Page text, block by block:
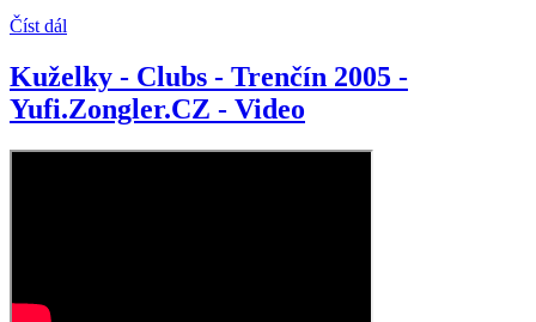
Číst dál
Kuželky - Clubs - Trenčín 2005 -
Yufi.Zongler.CZ - Video